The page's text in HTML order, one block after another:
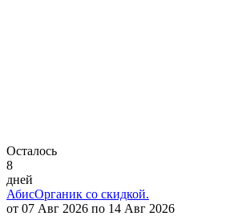
Осталось
8
дней
АбисОрганик со скидкой.
от 07 Авг 2026 по 14 Авг 2026